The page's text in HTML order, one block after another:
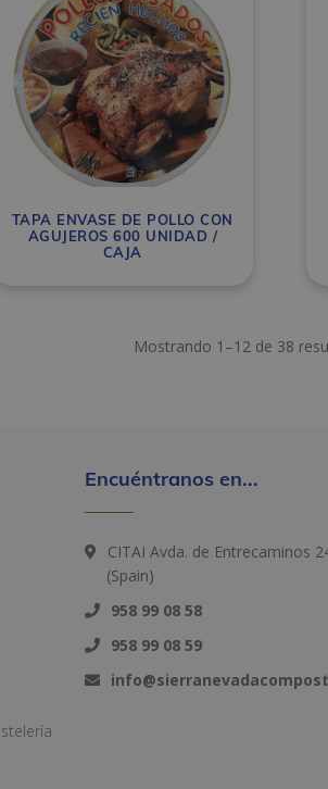
TAPA ENVASE DE POLLO CON
AGUJEROS 600 UNIDAD /
CAJA
Mostrando 1–12 de 38
Encuéntranos en...
CITAI Avda. de Entrecaminos
(Spain)
958 99 08 58
958 99 08 59